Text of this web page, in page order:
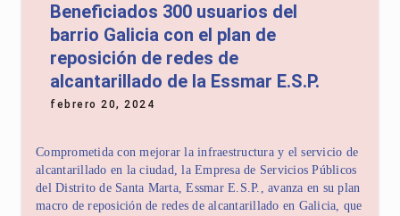
Beneficiados 300 usuarios del
barrio Galicia con el plan de
reposición de redes de
alcantarillado de la Essmar E.S.P.
febrero 20, 2024
Comprometida con mejorar la infraestructura y el servicio de
alcantarillado en la ciudad, la Empresa de Servicios Públicos
del Distrito de Santa Marta, Essmar E.S.P., avanza en su plan
macro de reposición de redes de alcantarillado en Galicia, que